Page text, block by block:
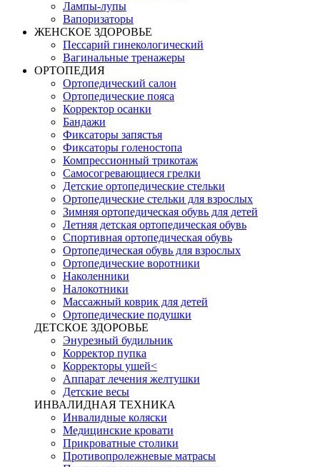
Лампы-лупы
Вапоризаторы
ЖЕНСКОЕ ЗДОРОВЬЕ
Пессарий гинекологический
Вагинальные тренажеры
ОРТОПЕДИЯ
Ортопедический салон
Ортопедические пояса
Корректор осанки
Бандажи
Фиксаторы запястья
Фиксаторы голеностопа
Компрессионный трикотаж
Самосогревающиеся грелки
Детские ортопедические стельки
Ортопедические стельки для взрослых
Зимняя ортопедическая обувь для детей
Летняя детская ортопедическая обувь
Спортивная ортопедическая обувь
Ортопедическая обувь для взрослых
Ортопедические воротники
Наколенники
Налокотники
Массажный коврик для детей
Ортопедические подушки
ДЕТСКОЕ ЗДОРОВЬЕ
Энурезный будильник
Корректор пупка
Корректоры ушей<
Аппарат лечения желтушки
Детские весы
ИНВАЛИДНАЯ ТЕХНИКА
Инвалидные коляски
Медицинские кровати
Прикроватные столики
Противопролежневые матрасы